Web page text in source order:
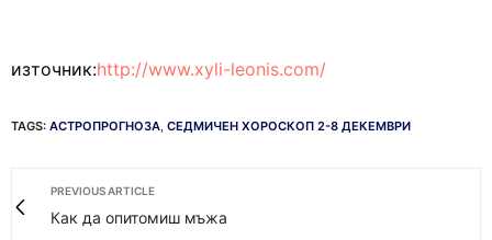
източник:http://www.xyli-leonis.com/
TAGS: АСТРОПРОГНОЗА, СЕДМИЧЕН ХОРОСКОП 2-8 ДЕКЕМВРИ
PREVIOUS ARTICLE
Как да опитомиш мъжа